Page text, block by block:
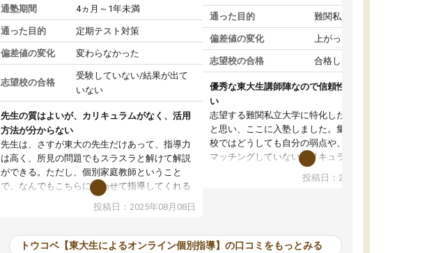
通塾期間 4ヵ月～1年未満
通った目的 定期テスト対策
偏差値の変化 変わらなかった
志望校の合格
受験していない/結果が出て
いない
先生の質はよいが、カリキュラムがなく、活用
方法が分からない
先生は、さすが東大の先生だけあって、指導力
は高く、所見の問題でもスラスラと解けて解説
ができる。ただし、個別家庭教師ということ
で、なんでもこちらに合わせて指導してくれる
のだが、具体的なカリキュラムがない。当方
は、授業の先取り学習をするため、学校の教科
いただいたが、1時間の時間を使って進められる
投稿日：2025年08月08日
通った目的 難関私立受験対策
偏差値の変化 上がった
志望校の合格 合格した
優秀な東大生講師陣なので信頼性や安心感が高
い
志望する難関私立大学に特化した準備をしたい
と思い、ここに入塾しました。集団指導の予備
校ではどうしても自分の弱点や、志望校対策に
マッチングしていないカリキュラムに不安を感
また受験のノウハウを蓄積している優秀な東大
ツーマン指導によって、自分の志望校にふさわ
投稿日：2024年02月19日
トウコベ【東大生によるオンライン個別指導】の口コミをもっとみる